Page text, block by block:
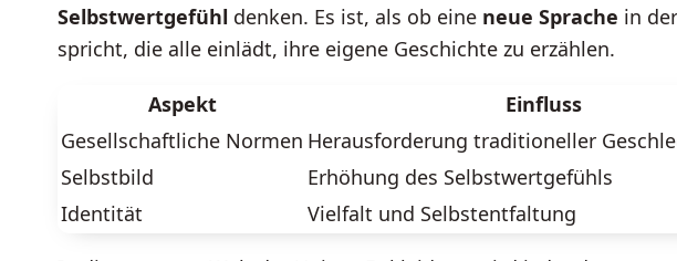
Selbstwertgefühl denken. Es ist, als ob eine neue Sprache in
spricht, die alle einlädt, ihre eigene Geschichte zu erzählen.
Aspekt
Einfluss
Gesellschaftliche Normen Herausforderung traditioneller
Selbstbild
Erhöhung des Selbstwertgefühls
Identität
Vielfalt und Selbstentfaltung